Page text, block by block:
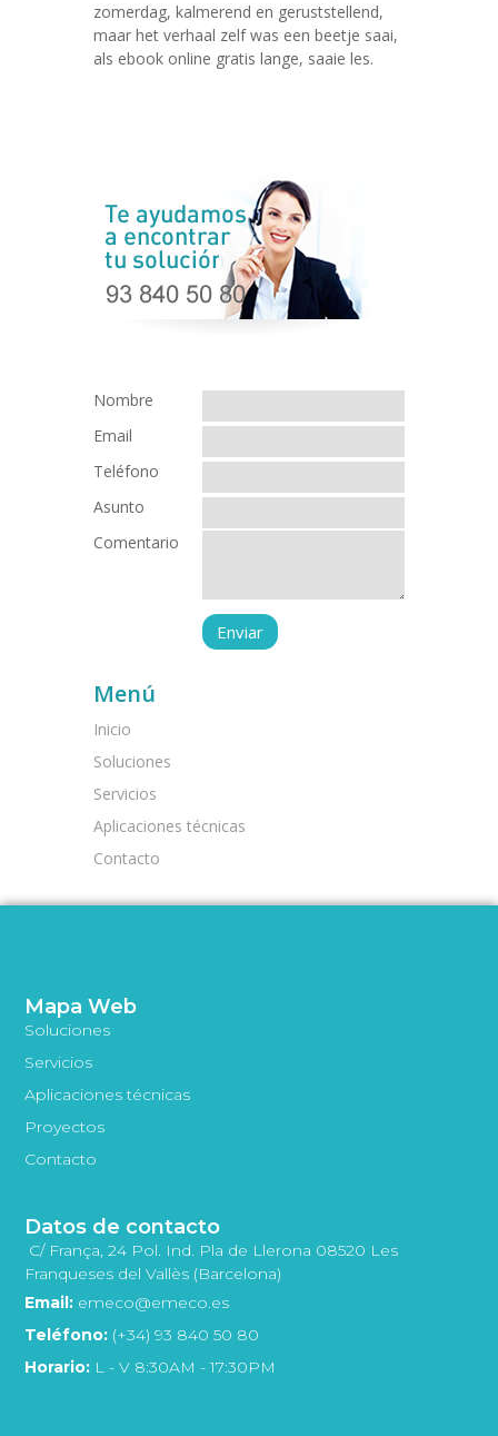
zomerdag, kalmerend en geruststellend,
maar het verhaal zelf was een beetje saai,
als ebook online gratis lange, saaie les.
Nombre
Email
Teléfono
Asunto
Comentario
Menú
Inicio
Soluciones
Servicios
Aplicaciones técnicas
Contacto
Mapa Web
Soluciones
Servicios
Aplicaciones técnicas
Proyectos
Contacto
Datos de contacto
C/ França, 24 Pol. Ind. Pla de Llerona 08520 Les
Franqueses del Vallès (Barcelona)
Email: emeco@emeco.es
Teléfono: (+34) 93 840 50 80
Horario: L - V 8:30AM - 17:30PM